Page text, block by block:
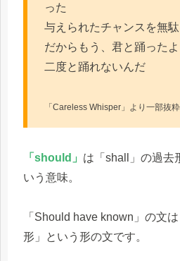
った
与えられたチャンスを無
だからもう、君と踊った
二度と踊れないんだ
「Careless Whisper」より一部抜粋
「should」 は「shall」の過去
いう意味。
「Should have known」の文
形」という形の文です。